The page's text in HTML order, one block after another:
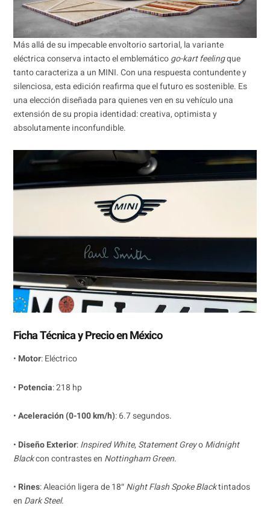
Más allá de su impecable envoltorio sartorial, la variante
eléctrica conserva intacto el emblemáticogo-kart feelingque
tanto caracteriza a un MINI. Con una respuesta contundente y
silenciosa, esta edición reafirma que el futuro es sostenible. Es
una elección diseñada para quienes ven en su vehículo una
extensión de su propia identidad: creativa, optimista y
absolutamente inconfundible.
Ficha Técnica y Precio en México
• Motor: Eléctrico
• Potencia: 218 hp
•Aceleración (0-100 km/h): 6.7 segundos.
• Diseño Exterior:Inspired White, Statement GreyoMidnight
Blackcon contrastes en Nottingham Green.
• Rines: Aleación ligera de 18″Night Flash Spoke Blacktintados
en Dark Steel.